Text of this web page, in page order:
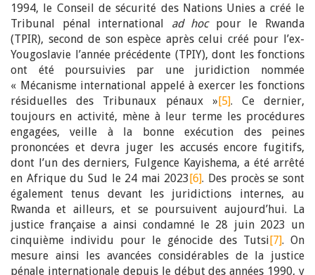
1994, le Conseil de sécurité des Nations Unies a créé le
Tribunal pénal international ad hocpour le Rwanda
(TPIR), second de son espèce après celui créé pour l’ex-
Yougoslavie l’année précédente (TPIY), dont les fonctions
ont été poursuivies par une juridiction nommée
« Mécanisme international appelé à exercer les fonctions
résiduelles des Tribunaux pénaux »[5]. Ce dernier,
toujours en activité, mène à leur terme les procédures
engagées, veille à la bonne exécution des peines
prononcées et devra juger les accusés encore fugitifs,
dont l’un des derniers, Fulgence Kayishema, a été arrêté
en Afrique du Sud le 24 mai 2023[6]. Des procès se sont
également tenus devant les juridictions internes, au
Rwanda et ailleurs, et se poursuivent aujourd’hui. La
justice française a ainsi condamné le 28 juin 2023 un
cinquième individu pour le génocide des Tutsi[7]. On
mesure ainsi les avancées considérables de la justice
pénale internationale depuis le début des années 1990, y